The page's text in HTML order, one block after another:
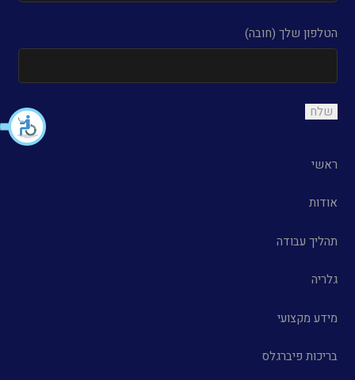
הטלפון שלך (חובה)
ראשי
אודות
תהליך עבודה
גלריה
מידע מקצועי
בריכות פיברגלס